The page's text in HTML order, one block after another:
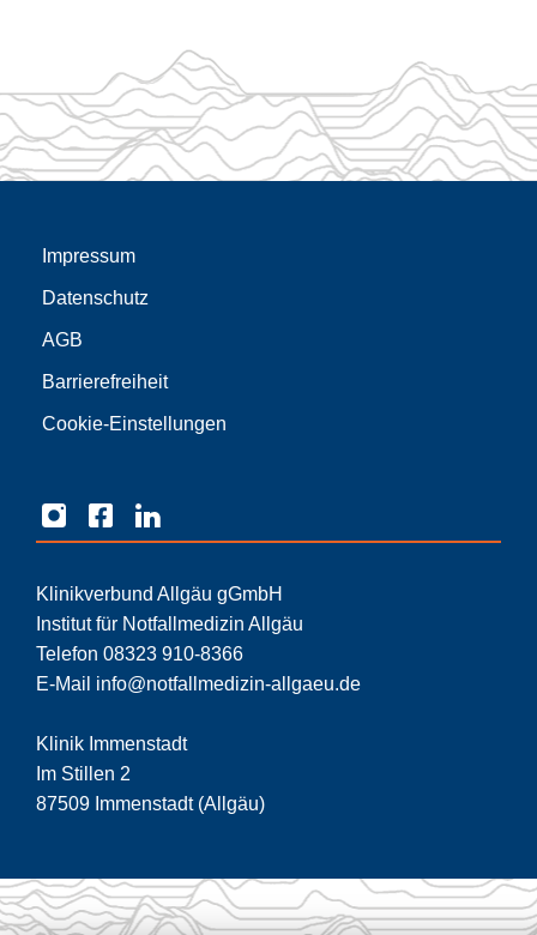
Impressum
Datenschutz
AGB
Barrierefreiheit
Cookie-Einstellungen
Klinikverbund Allgäu gGmbH
Institut für Notfallmedizin Allgäu
Telefon 08323 910-8366
E-Mail info@notfallmedizin-allgaeu.de
Klinik Immenstadt
Im Stillen 2
87509 Immenstadt (Allgäu)